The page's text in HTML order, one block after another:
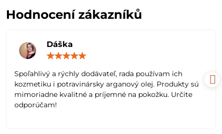
Hodnocení zákazníků
Dáška
5
Spoľahlivý a rýchly dodávateľ, rada používam ich
kozmetiku i potravinársky arganový olej. Produkty sú
mimoriadne kvalitné a príjemné na pokožku. Určite
odporúčam!